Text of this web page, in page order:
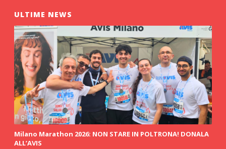
ULTIME NEWS
Milano Marathon 2026: NON STARE IN POLTRONA! DONALA
ALL’AVIS